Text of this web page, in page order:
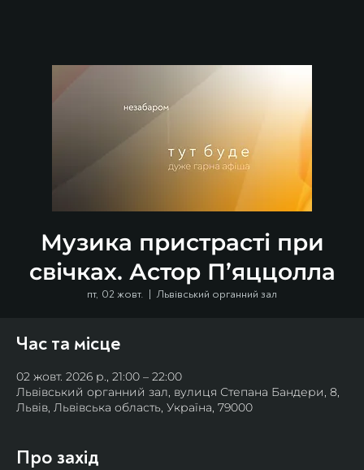
Музика пристрасті при
свічках. Астор П’яццолла
пт, 02 жовт.
  |
Львівський органний зал
Час та місце
02 жовт. 2026 р., 21:00 – 22:00
Львівський органний зал, вулиця Степана Бандери, 8,
Львів, Львівська область, Україна, 79000
Про захід